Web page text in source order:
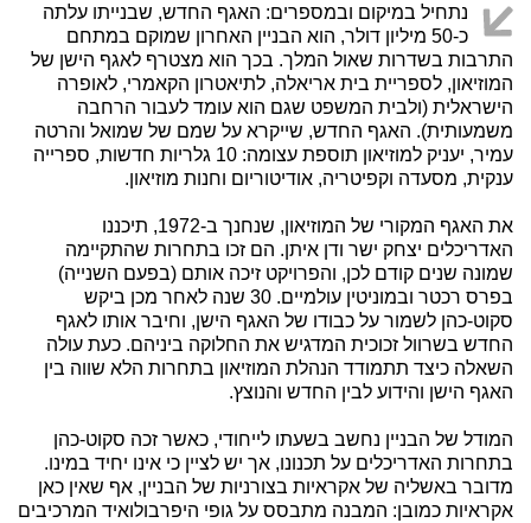
נתחיל במיקום ובמספרים: האגף החדש, שבנייתו עלתה
כ-50 מיליון דולר, הוא הבניין האחרון שמוקם במתחם
התרבות בשדרות שאול המלך. בכך הוא מצטרף לאגף הישן של
המוזיאון, לספריית בית אריאלה, לתיאטרון הקאמרי, לאופרה
הישראלית (ולבית המשפט שגם הוא עומד לעבור הרחבה
משמעותית). האגף החדש, שייקרא על שמם של שמואל והרטה
עמיר, יעניק למוזיאון תוספת עצומה: 10 גלריות חדשות, ספרייה
ענקית, מסעדה וקפיטריה, אודיטוריום וחנות מוזיאון.
את האגף המקורי של המוזיאון, שנחנך ב-1972, תיכננו
האדריכלים יצחק ישר ודן איתן. הם זכו בתחרות שהתקיימה
שמונה שנים קודם לכן, והפרויקט זיכה אותם (בפעם השנייה)
בפרס רכטר ובמוניטין עולמיים. 30 שנה לאחר מכן ביקש
סקוט-כהן לשמור על כבודו של האגף הישן, וחיבר אותו לאגף
החדש בשרוול זכוכית המדגיש את החלוקה ביניהם. כעת עולה
השאלה כיצד תתמודד הנהלת המוזיאון בתחרות הלא שווה בין
האגף הישן והידוע לבין החדש והנוצץ.
המודל של הבניין נחשב בשעתו לייחודי, כאשר זכה סקוט-כהן
בתחרות האדריכלים על תכנונו, אך יש לציין כי אינו יחיד במינו.
מדובר באשליה של אקראיות בצורניות של הבניין, אף שאין כאן
אקראיות כמובן: המבנה מתבסס על גופי היפרבולואיד המרכיבים